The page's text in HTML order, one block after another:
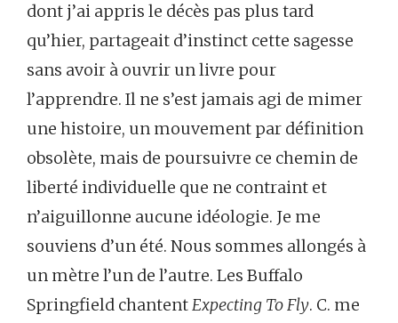
dont j’ai appris le décès pas plus tard
qu’hier, partageait d’instinct cette sagesse
sans avoir à ouvrir un livre pour
l’apprendre. Il ne s’est jamais agi de mimer
une histoire, un mouvement par définition
obsolète, mais de poursuivre ce chemin de
liberté individuelle que ne contraint et
n’aiguillonne aucune idéologie. Je me
souviens d’un été. Nous sommes allongés à
un mètre l’un de l’autre. Les Buffalo
Springfield chantentExpecting To Fly. C. me